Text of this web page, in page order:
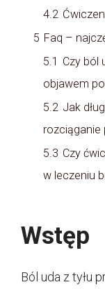
4.2
5 Faq –
5.1 Czy ból
objawem
5.2 Jak
rozciąganie
5.3 Czy
w leczeniu
Wstęp
Ból uda z tyłu